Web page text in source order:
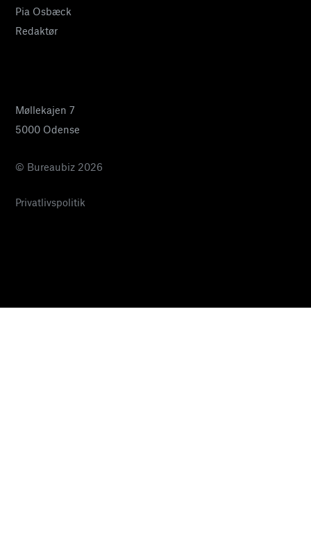
Pia Osbæck
Redaktør
Møllekajen 7
5000 Odense
© Bureaubiz 2026
Privatlivspolitik